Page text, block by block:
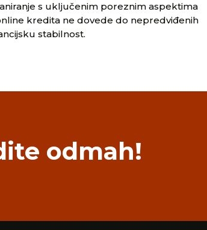
s uključenim poreznim aspektima
kredita ne dovede do nepredviđenih
stabilnost.
odmah!